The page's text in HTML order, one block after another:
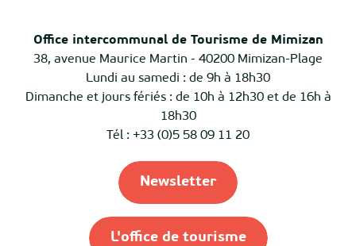
Office intercommunal de Tourisme de Mimizan
38, avenue Maurice Martin - 40200 Mimizan-Plage
Lundi au samedi : de 9h à 18h30
Dimanche et jours fériés : de 10h à 12h30 et de 16h à
18h30
Tél : +33 (0)5 58 09 11 20
Newsletter
L'office de tourisme